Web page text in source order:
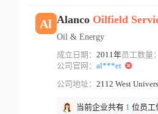
Al Alanco Oilfield
Oil & Energy
成立日期： 2011年员工数量：
公司官网： al***et
公司地址： 2112 West
当前企业共有 1 位员工